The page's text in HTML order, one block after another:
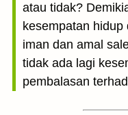
atau tidak?
kesempatan
iman dan amal
tidak ada lagi
pembalasan